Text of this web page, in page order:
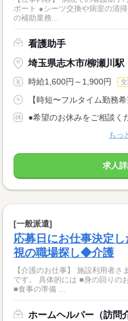
ポート ●シーツ交換や病室の清
の補助業務...
看護助手
埼玉県志木市/柳瀬川駅
時給1,600円～1,900円 交
【時短〜フルタイム勤務
●希望のお休みをご相談く
もっ
求人
[一般派遣]
応募日にお仕事決定
視の職場探し◆介護
【介護のお仕事】 施設利用者
です。 具体的には ■身の回りのお世話 ■レクリエーションの見守り
■食事の準備 ...
ホームヘルパー（訪問